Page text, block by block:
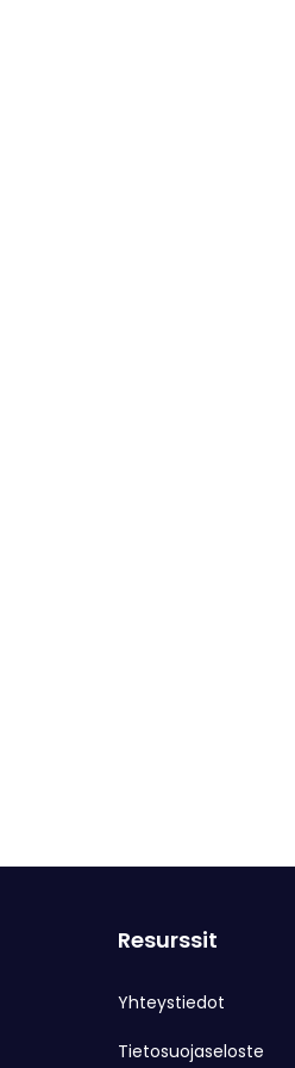
Resurssit
Yhteystiedot
Tietosuojaseloste